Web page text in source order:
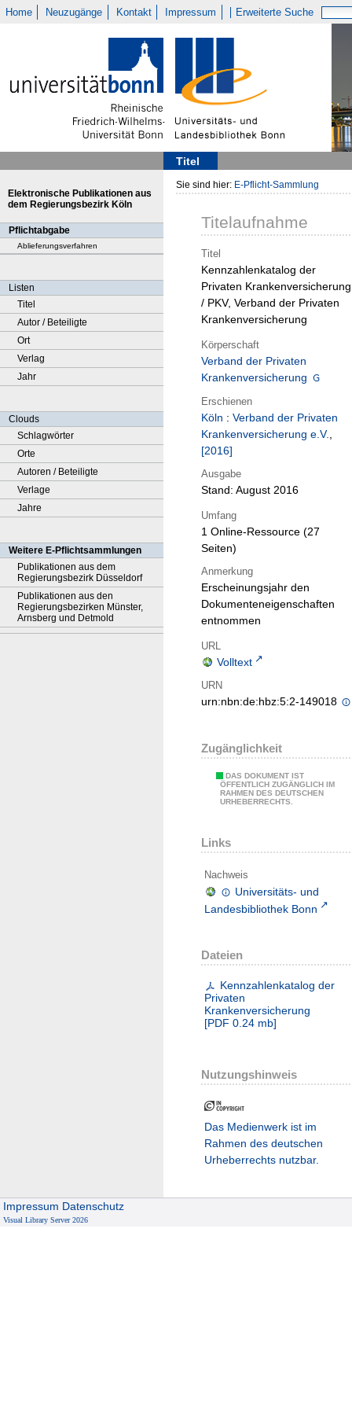
Home Neuzugänge Kontakt Impressum Erweiterte Suche
Titel
Elektronische Publikationen aus
dem Regierungsbezirk Köln
Pflichtabgabe
Ablieferungsverfahren
Listen
Titel
Autor / Beteiligte
Ort
Verlag
Jahr
Clouds
Schlagwörter
Orte
Autoren / Beteiligte
Verlage
Jahre
Weitere E-Pflichtsammlungen
Publikationen aus dem
Regierungsbezirk Düsseldorf
Publikationen aus den
Regierungsbezirken Münster,
Arnsberg und Detmold
Sie sind hier: E-Pflicht-Sammlung
Titelaufnahme
Titel
Kennzahlenkatalog der
Privaten Krankenversicherung
/ PKV, Verband der Privaten
Krankenversicherung
Körperschaft
Verband der Privaten
Krankenversicherung
Erschienen
Köln : Verband der Privaten
Krankenversicherung e.V.,
[2016]
Ausgabe
Stand: August 2016
Umfang
1 Online-Ressource (27
Seiten)
Anmerkung
Erscheinungsjahr den
Dokumenteneigenschaften
entnommen
URL
Volltext
URN
urn:nbn:de:hbz:5:2-149018
Zugänglichkeit
DAS DOKUMENT IST
ÖFFENTLICH ZUGÄNGLICH IM
RAHMEN DES DEUTSCHEN
URHEBERRECHTS.
Links
Nachweis
Universitäts- und
Landesbibliothek Bonn
Dateien
Kennzahlenkatalog der
Privaten
Krankenversicherung
[PDF 0.24 mb]
Nutzungshinweis
Das Medienwerk ist im
Rahmen des deutschen
Urheberrechts nutzbar.
Impressum Datenschutz
Visual Library Server 2026